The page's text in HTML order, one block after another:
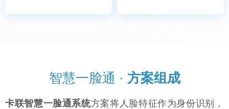
智慧一脸通 · 方案组成
卡联智慧一脸通系统方案将人脸特征作为身份识别，